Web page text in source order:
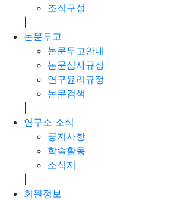
조직구성
논문투고
논문투고안내
논문심사규정
연구윤리규정
논문검색
연구소 소식
공지사항
학술활동
소식지
회원정보